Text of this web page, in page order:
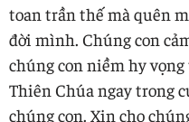
toan trần thế mà quên
đời mình. Chúng con
chúng con niềm hy
Thiên Chúa ngay trong
chúng con. Xin cho